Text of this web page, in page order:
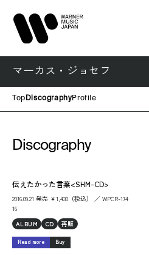
マーカス・ジョセフ
Top DiscographyProfile
Discography
伝えたかった言葉<SHM-CD>
2016.09.21 発売 ￥1,430（税込） ／ WPCR-174
16
ALBUM
CD 再販
Read more Buy